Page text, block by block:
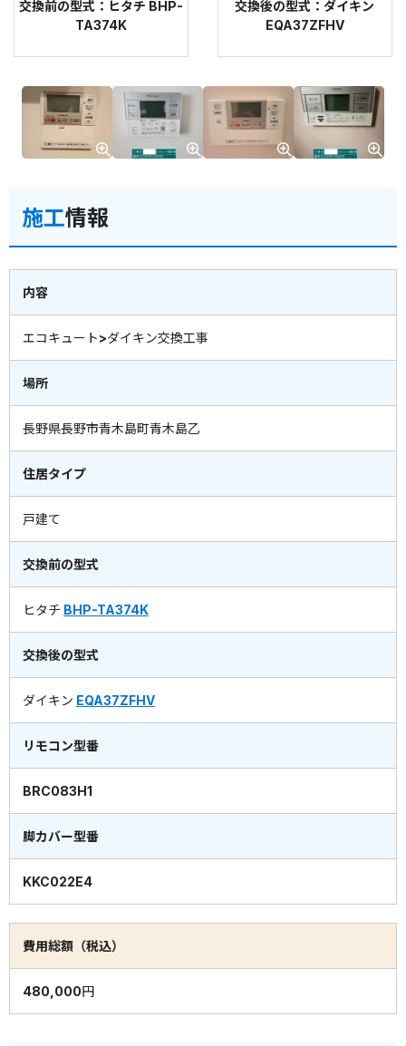
交換前の型式：ヒタチ BHP-
TA374K
交換後の型式：ダイキン
EQA37ZFHV
施工情報
内容
エコキュート>ダイキン交換工事
場所
長野県長野市青木島町青木島乙
住居タイプ
戸建て
交換前の型式
ヒタチ BHP-TA374K
交換後の型式
ダイキン EQA37ZFHV
リモコン型番
BRC083H1
脚カバー型番
KKC022E4
費用総額（税込）
480,000円